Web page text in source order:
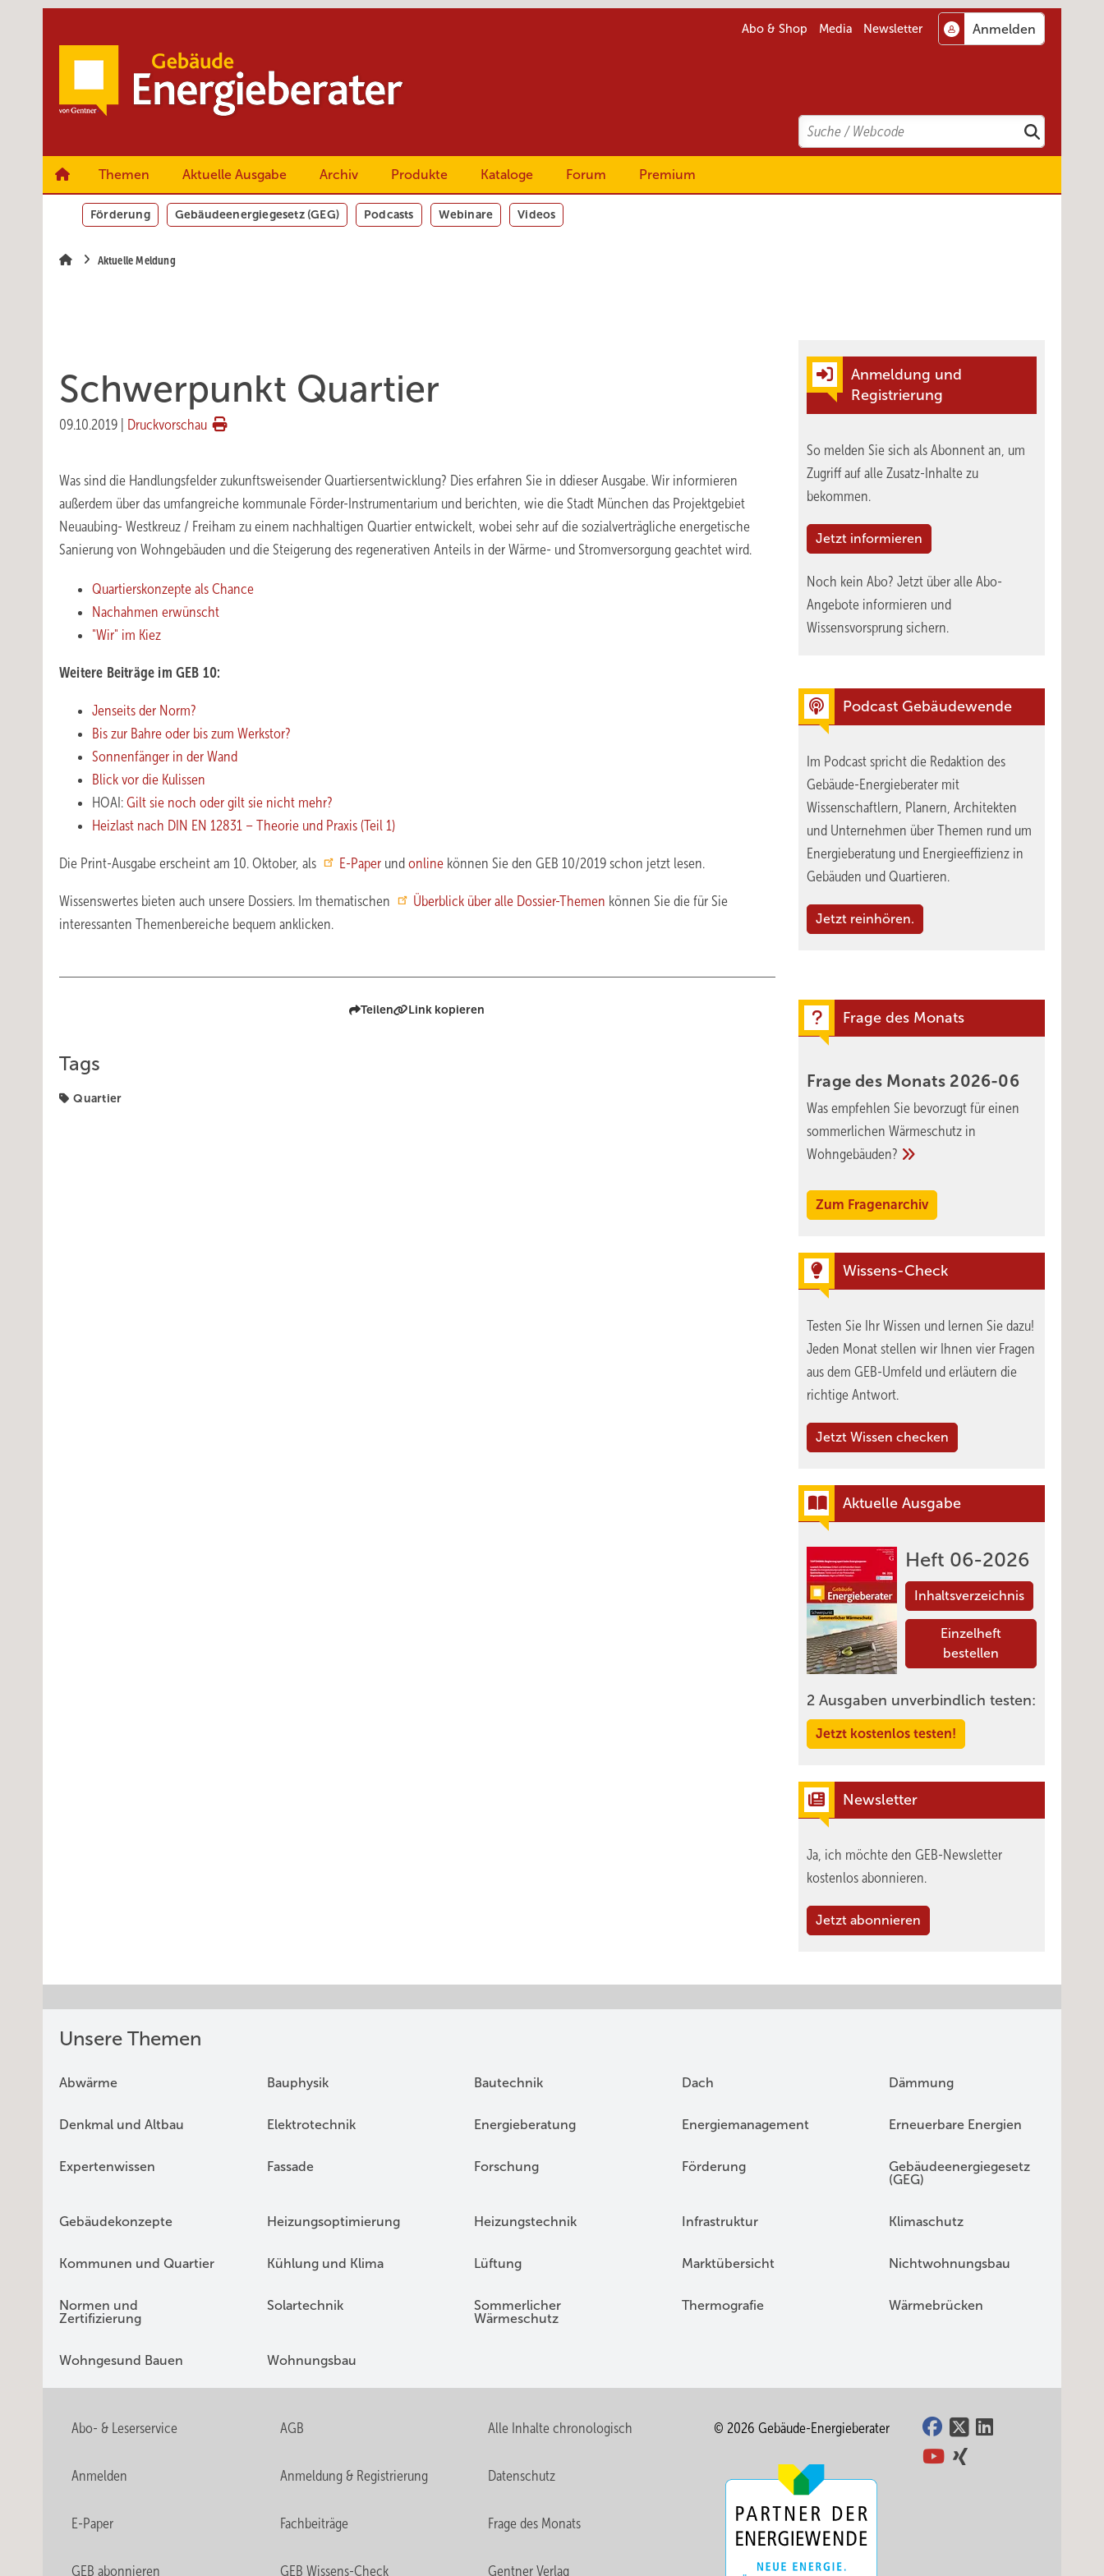
Abo & Shop Media Newsletter
Search
Suchen
Themen Aktuelle Ausgabe Archiv Produkte Kataloge Forum Premium
Förderung Gebäudeenergiegesetz (GEG) Podcasts Webinare Videos
Aktuelle Meldung
Schwerpunkt Quartier
09.10.2019 Druckvorschau
Was sind die Handlungsfelder zukunftsweisender Quartiersentwicklung? Dies erfahren Sie in ddieser Ausgabe. Wir informieren
außerdem über das umfangreiche kommunale Förder-Instrumentarium und berichten, wie die Stadt München das Projektgebiet
Neuaubing- Westkreuz / Freiham zu einem nachhaltigen Quartier entwickelt, wobei sehr auf die sozialverträgliche energetische
Sanierung von Wohngebäuden und die Steigerung des regenerativen Anteils in der Wärme- und Stromversorgung geachtet wird.
Quartierskonzepte als Chance
Nachahmen erwünscht
"Wir" im Kiez
Weitere Beiträge im GEB 10:
Jenseits der Norm?
Bis zur Bahre oder bis zum Werkstor?
Sonnenfänger in der Wand
Blick vor die Kulissen
HOAI: Gilt sie noch oder gilt sie nicht mehr?
Heizlast nach DIN EN 12831 – Theorie und Praxis (Teil 1)
Die Print-Ausgabe erscheint am 10. Oktober, als E-Paper und online können Sie den GEB 10/2019 schon jetzt lesen.
Wissenswertes bieten auch unsere Dossiers. Im thematischen Überblick über alle Dossier-Themen können Sie die für Sie
interessanten Themenbereiche bequem anklicken.
Teilen Link kopieren
Tags
Quartier
Anmeldung und
Registrierung
So melden Sie sich als Abonnent an, um
Zugriff auf alle Zusatz-Inhalte zu
bekommen.
Jetzt informieren
Noch kein Abo? Jetzt über alle Abo-
Angebote informieren und
Wissensvorsprung sichern.
Podcast Gebäudewende
Im Podcast spricht die Redaktion des
Gebäude-Energieberater mit
Wissenschaftlern, Planern, Architekten
und Unternehmen über Themen rund um
Energieberatung und Energieeffizienz in
Gebäuden und Quartieren.
Jetzt reinhören.
Frage des Monats
Frage des Monats 2026-06
Was empfehlen Sie bevorzugt für einen
sommerlichen Wärmeschutz in
Wohngebäuden?
Zum Fragenarchiv
Wissens-Check
Testen Sie Ihr Wissen und lernen Sie dazu!
Jeden Monat stellen wir Ihnen vier Fragen
aus dem GEB-Umfeld und erläutern die
richtige Antwort.
Jetzt Wissen checken
Aktuelle Ausgabe
Heft 06-2026
Inhaltsverzeichnis
Einzelheft
bestellen
2 Ausgaben unverbindlich testen:
Jetzt kostenlos testen!
Newsletter
Ja, ich möchte den GEB-Newsletter
kostenlos abonnieren.
Jetzt abonnieren
Unsere Themen
Abwärme Bauphysik Bautechnik Dach Dämmung
Denkmal und Altbau Elektrotechnik Energieberatung Energiemanagement Erneuerbare Energien
Expertenwissen Fassade Forschung Förderung
Gebäudeenergiegesetz
(GEG)
Gebäudekonzepte Heizungsoptimierung Heizungstechnik Infrastruktur Klimaschutz
Kommunen und Quartier Kühlung und Klima Lüftung Marktübersicht Nichtwohnungsbau
Normen und
Zertifizierung
Solartechnik
Sommerlicher
Wärmeschutz
Thermografie Wärmebrücken
Wohngesund Bauen Wohnungsbau
Abo- & Leserservice AGB Alle Inhalte chronologisch
Anmelden Anmeldung & Registrierung Datenschutz
E-Paper Fachbeiträge Frage des Monats
GEB abonnieren GEB Wissens-Check Gentner Verlag
© 2026 Gebäude-Energieberater